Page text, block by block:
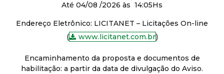
Até 04/08 /2026 às 14:05Hs
Endereço Eletrônico: LICITANET – Licitações On-line
(
www.licitanet.com.br)
Encaminhamento da proposta e documentos de
habilitação: a partir da data de divulgação do Aviso.